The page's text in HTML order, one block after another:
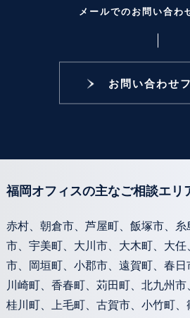
メールでのお問い合わ
お問い合わせ
福岡オフィスの主なご相談エリ
赤村、朝倉市、芦屋町、飯塚市、
市、宇美町、大川市、大木町、大任
市、岡垣町、小郡市、遠賀町、春日
川崎町、香春町、苅田町、北九州市
桂川町、上毛町、古賀市、小竹町